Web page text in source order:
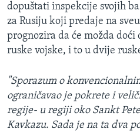
dopuštati inspekcije svojih
za Rusiju koji predaje na
prognozira da će možda doći
ruske vojske, i to u dvije
"Sporazum o
ograničavao je pokrete i
regije- u regiji oko Sankt
Kavkazu. Sada je na ta dva